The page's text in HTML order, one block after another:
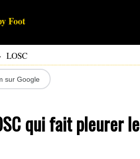
Foot
LOSC
sur Google
qui fait pleurer le